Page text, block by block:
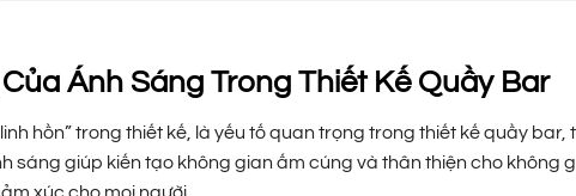
Ánh Sáng Trong Thiết Kế Quầy Bar
hồn” trong thiết kế, là yếu tố quan trọng trong thiết kế quầy
sáng giúp kiến tạo không gian ấm cúng và thân thiện cho không